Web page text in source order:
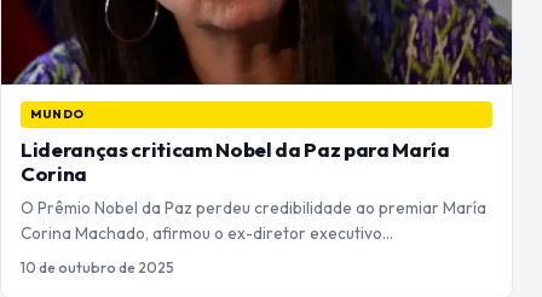
MUNDO
Lideranças criticam Nobel da Paz para María
Corina
O Prêmio Nobel da Paz perdeu credibilidade ao premiar María
Corina Machado, afirmou o ex-diretor executivo…
10 de outubro de 2025